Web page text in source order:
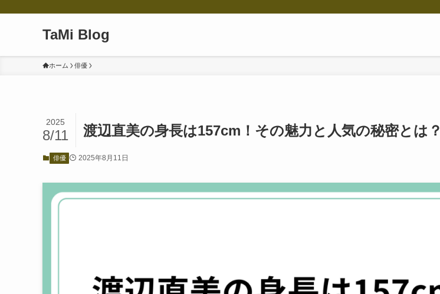
TaMi Blog
ホーム 俳優
渡辺直美の身長は157cm！その魅力と人気の秘密とは？
2025
8/11
俳優 2025年8月11日